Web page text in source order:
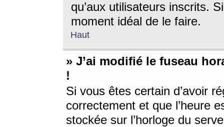
qu’aux utilisateurs inscrits.
moment idéal de le faire.
Haut
» J’ai modifié le fuseau
!
Si vous êtes certain d’avoir
correctement et que l’heure
stockée sur l’horloge du